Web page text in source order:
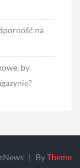
na
by
| ByTheme